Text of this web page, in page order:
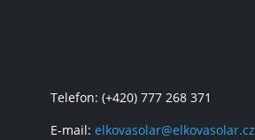
Telefon: (+420) 777 268 371
E-mail: elkovasolar@elkovasolar.cz